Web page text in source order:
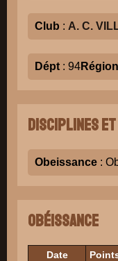
Club : A. C.
Dépt : 94
Disciplines et
Obeissance :
Obéissance
Date